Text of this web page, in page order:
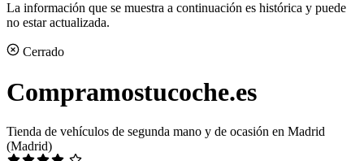
La información que se muestra a continuación es histórica y puede
no estar actualizada.
Cerrado
Compramostucoche.es
Tienda de vehículos de segunda mano y de ocasión en Madrid
(Madrid)